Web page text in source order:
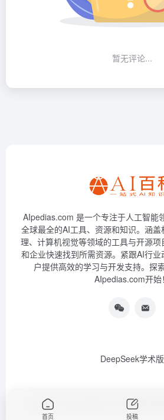
暂无评论...
AIpedias.com 是一个专注于人工智能
全球最全的AI工具、资源和知识。涵
理、计算机视觉等领域的工具与开源
和企业快速找到所需资源。紧跟AI行
户提供高效的学习与开发支持。探
AIpedias.com开始！
DeepSeek学术版
Copyright © 2026 AIPedias｜AI导航网 浙
首页 投稿